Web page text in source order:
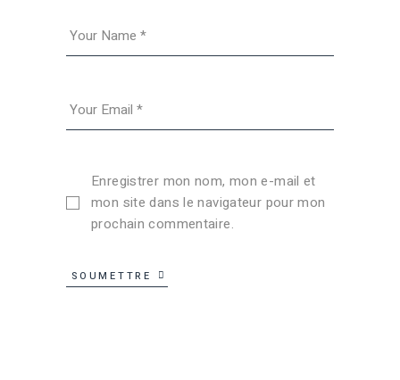
Enregistrer mon nom, mon e-mail et
mon site dans le navigateur pour mon
prochain commentaire.
SOUMETTRE